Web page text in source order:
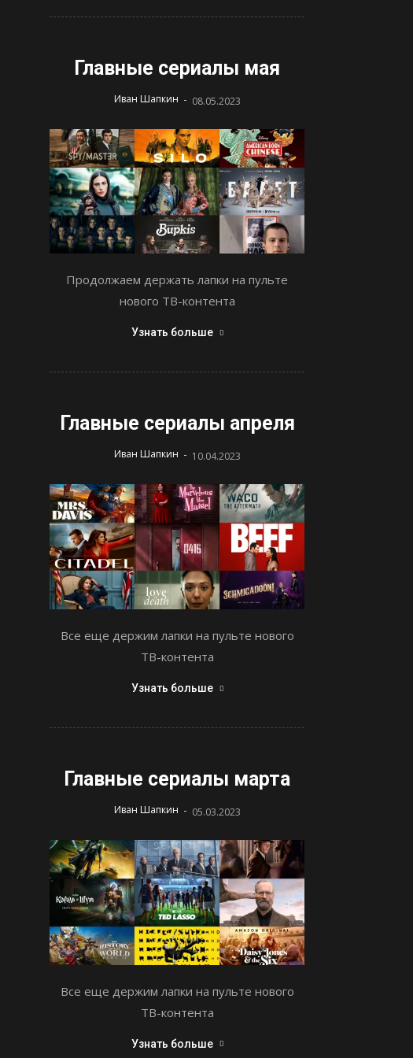
Главные сериалы мая
Иван Шапкин - 08.05.2023
Продолжаем держать лапки на пульте
нового ТВ-контента
Узнать больше
Главные сериалы апреля
Иван Шапкин - 10.04.2023
Все еще держим лапки на пульте нового
ТВ-контента
Узнать больше
Главные сериалы марта
Иван Шапкин - 05.03.2023
Все еще держим лапки на пульте нового
ТВ-контента
Узнать больше